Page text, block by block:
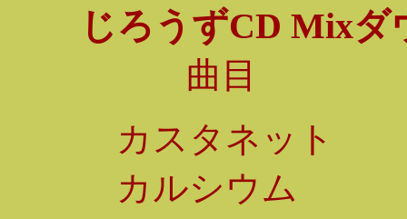
じろうずCD Mix
曲目
カスタネット
カルシウム